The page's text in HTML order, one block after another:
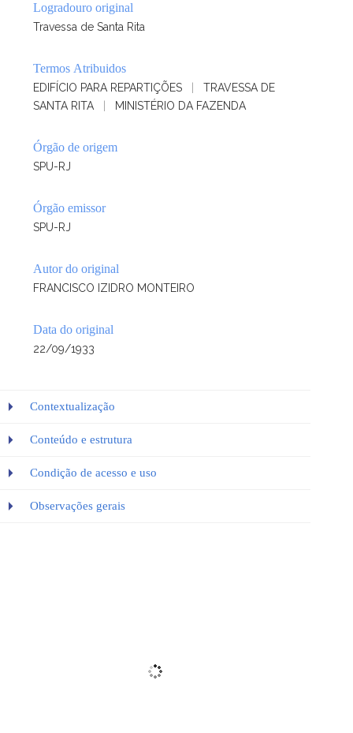
Logradouro original
Travessa de Santa Rita
Termos Atribuidos
EDIFÍCIO PARA REPARTIÇÕES
TRAVESSA DE
SANTA RITA
MINISTÉRIO DA FAZENDA
Órgão de origem
SPU-RJ
Órgão emissor
SPU-RJ
Autor do original
FRANCISCO IZIDRO MONTEIRO
Data do original
22/09/1933
Contextualização
Conteúdo e estrutura
Condição de acesso e uso
Observações gerais